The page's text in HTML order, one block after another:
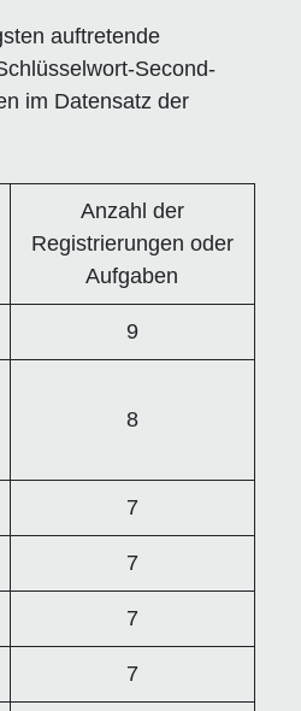
auftretende
Second-
im Datensatz der
Anzahl der
Registrierungen oder
Aufgaben
9
8
7
7
7
7